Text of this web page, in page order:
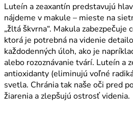
Luteín a zeaxantín predstavujú
nájdeme v makule – mieste na
„žltá škvrna“. Makula
ktorá je potrebná na videnie
každodenných úloh, ako je
alebo rozoznávanie tvárí. Luteín a
antioxidanty (eliminujú voľné
svetla. Chránia tak naše oči pred
žiarenia a zlepšujú ostrosť videnia.